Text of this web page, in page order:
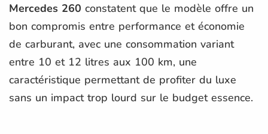
Mercedes 260 constatent que le modèle offre un
bon compromis entre performance et économie
de carburant, avec une consommation variant
entre 10 et 12 litres aux 100 km, une
caractéristique permettant de profiter du luxe
sans un impact trop lourd sur le budget essence.